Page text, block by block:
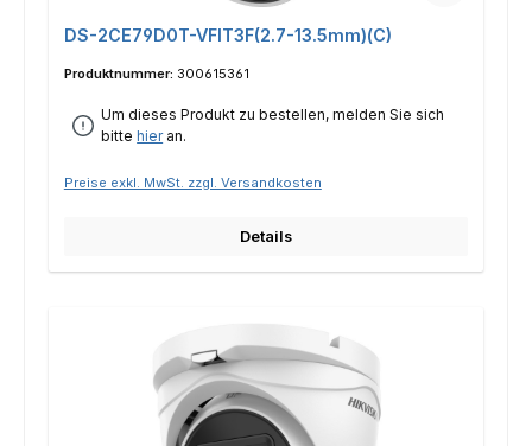
DS-2CE79D0T-VFIT3F(2.7-13.5mm)(C)
Produktnummer: 300615361
Um dieses Produkt zu bestellen, melden Sie sich
bittehieran.
Preise exkl. MwSt. zzgl. Versandkosten
Details